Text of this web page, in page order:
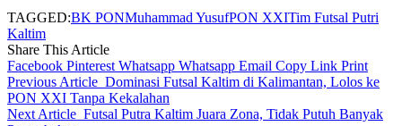
TAGGED:BK PONMuhammad YusufPON XXITim Futsal Putri
Kaltim
Share This Article
Facebook Pinterest Whatsapp Whatsapp Email Copy Link Print
Previous Article Dominasi Futsal Kaltim di Kalimantan, Lolos ke
PON XXI Tanpa Kekalahan
Next Article Futsal Putra Kaltim Juara Zona, Tidak Putuh Banyak